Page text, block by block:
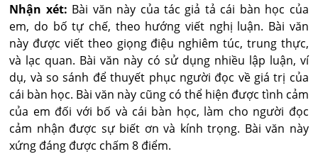
Nhận xét: Bài văn này của tác giả tả cái bàn học của
em, do bố tự chế, theo hướng viết nghị luận. Bài văn
này được viết theo giọng điệu nghiêm túc, trung thực,
và lạc quan. Bài văn này có sử dụng nhiều lập luận, ví
dụ, và so sánh để thuyết phục người đọc về giá trị của
cái bàn học. Bài văn này cũng có thể hiện được tình cảm
của em đối với bố và cái bàn học, làm cho người đọc
cảm nhận được sự biết ơn và kính trọng. Bài văn này
xứng đáng được chấm 8 điểm.